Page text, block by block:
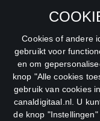
Cookies of andere
gebruikt voor
en om
knop "Alle cookies
gebruik van cookies
canaldigitaal.nl. U
de knop
Schaatsen